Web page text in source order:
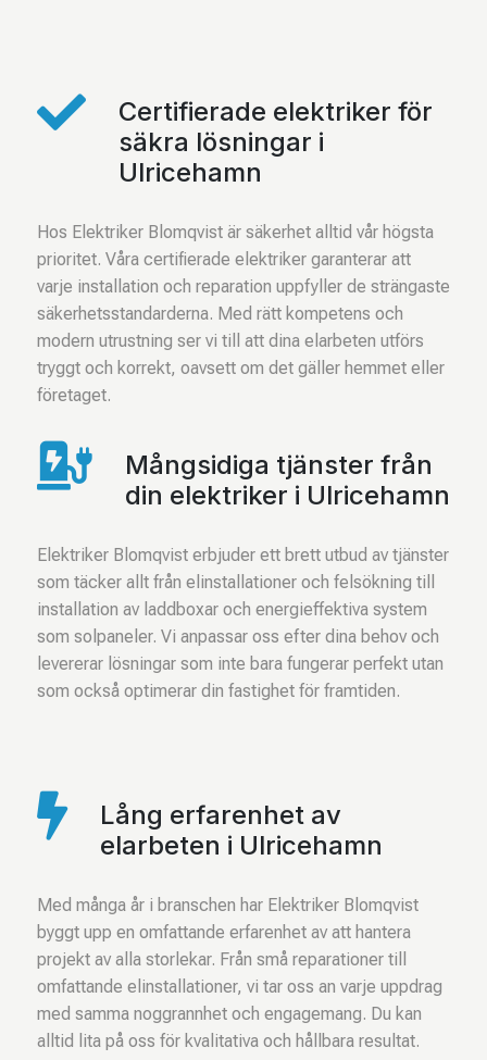

Certifierade elektriker för
säkra lösningar i
Ulricehamn
Hos Elektriker Blomqvist är säkerhet alltid vår högsta
prioritet. Våra certifierade elektriker garanterar att
varje installation och reparation uppfyller de strängaste
säkerhetsstandarderna. Med rätt kompetens och
modern utrustning ser vi till att dina elarbeten utförs
tryggt och korrekt, oavsett om det gäller hemmet eller
företaget.

Mångsidiga tjänster från
din elektriker i Ulricehamn
Elektriker Blomqvist erbjuder ett brett utbud av tjänster
som täcker allt från elinstallationer och felsökning till
installation av laddboxar och energieffektiva system
som solpaneler. Vi anpassar oss efter dina behov och
levererar lösningar som inte bara fungerar perfekt utan
som också optimerar din fastighet för framtiden.

Lång erfarenhet av
elarbeten i Ulricehamn
Med många år i branschen har Elektriker Blomqvist
byggt upp en omfattande erfarenhet av att hantera
projekt av alla storlekar. Från små reparationer till
omfattande elinstallationer, vi tar oss an varje uppdrag
med samma noggrannhet och engagemang. Du kan
alltid lita på oss för kvalitativa och hållbara resultat.